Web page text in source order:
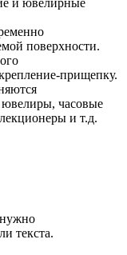
поверхности.
прищепку.
часовые
и т.д.
текста.